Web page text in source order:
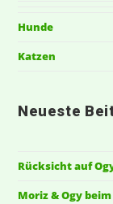
Hunde
Katzen
Neueste
Rücksicht auf
Moriz & Ogy